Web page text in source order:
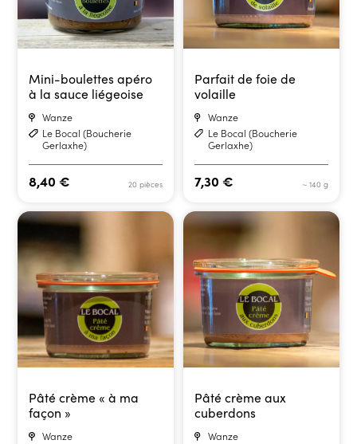
Mini-boulettes apéro
à la sauce liégeoise
Wanze
Le Bocal (Boucherie
Gerlaxhe)
20 pièces
8,40€
Parfait de foie de
volaille
Wanze
Le Bocal (Boucherie
Gerlaxhe)
~ 140 g
7,30 €
Pâté crème « à ma
façon »
Wanze
Pâté crème aux
cuberdons
Wanze